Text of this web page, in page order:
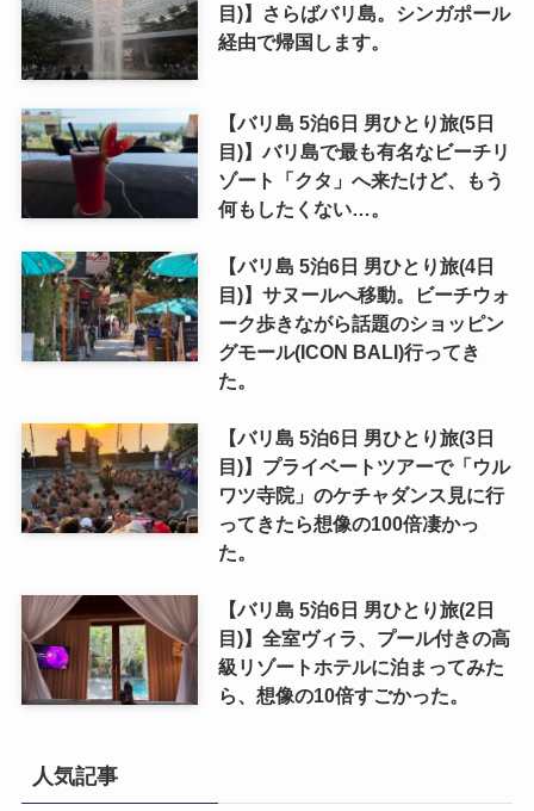
目)】さらばバリ島。シンガポール
経由で帰国します。
【バリ島 5泊6日 男ひとり旅(5日
目)】バリ島で最も有名なビーチリ
ゾート「クタ」へ来たけど、もう
何もしたくない…。
【バリ島 5泊6日 男ひとり旅(4日
目)】サヌールへ移動。ビーチウォ
ーク歩きながら話題のショッピン
グモール(ICON BALI)行ってき
た。
【バリ島 5泊6日 男ひとり旅(3日
目)】プライベートツアーで「ウル
ワツ寺院」のケチャダンス見に行
ってきたら想像の100倍凄かっ
た。
【バリ島 5泊6日 男ひとり旅(2日
目)】全室ヴィラ、プール付きの高
級リゾートホテルに泊まってみた
ら、想像の10倍すごかった。
人気記事